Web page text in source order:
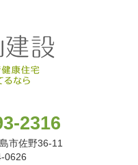
2316
市佐野36-11
0626